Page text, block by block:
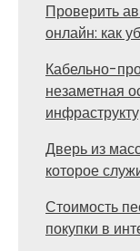
Проверить
онлайн: как
Кабельно-
незаметная
Дверь из
которое
Стоимость
покупки в